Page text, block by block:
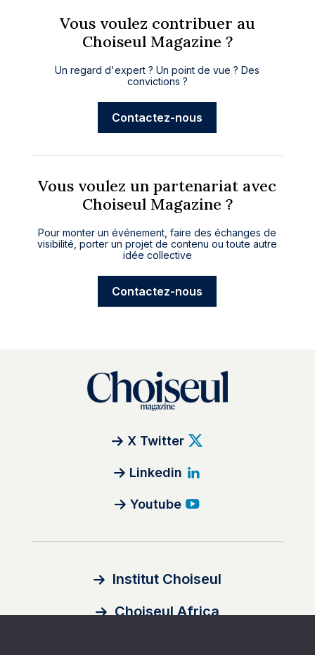
Vous voulez contribuer au
Choiseul Magazine ?
Un regard d'expert ? Un point de vue ? Des
convictions ?
Contactez-nous
Vous voulez un partenariat avec
Choiseul Magazine ?
Pour monter un événement, faire des échanges de
visibilité, porter un projet de contenu ou toute autre
idée collective
Contactez-nous
X Twitter
Linkedin
Youtube
Institut Choiseul
Choiseul Africa